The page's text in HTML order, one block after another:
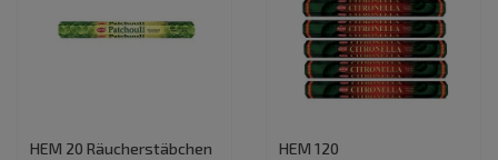
HEM 20 Räucherstäbchen
HEM 120